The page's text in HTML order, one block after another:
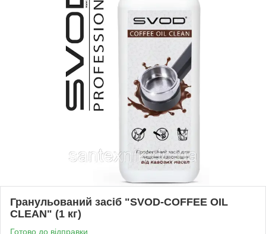
Гранульований засіб "SVOD-COFFEE OIL
CLEAN" (1 кг)
Готово до відправки